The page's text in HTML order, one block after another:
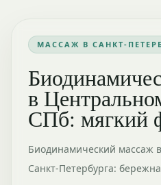
МАССАЖ В САНКТ-
в
СПб: мягкий
Биодинамический массаж
Санкт-Петербурга: